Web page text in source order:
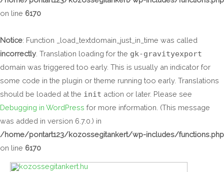
on line 6170
Notice: Function _load_textdomain_just_in_time was called
incorrectly . Translation loading for the gk-gravityexport
domain was triggered too early. This is usually an indicator for
some code in the plugin or theme running too early. Translations
should be loaded at the init action or later. Please see
Debugging in WordPress for more information. (This message
was added in version 6.7.0.) in
/home/pontart123/kozossegitankert/wp-includes/functions.php
on line 6170